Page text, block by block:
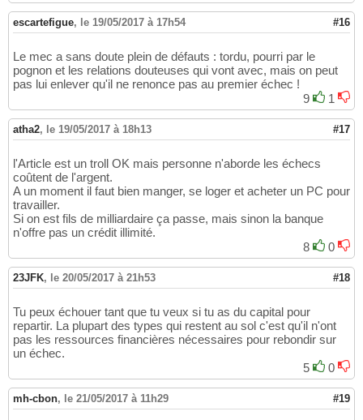
escartefigue, le 19/05/2017 à 17h54 #16
Le mec a sans doute plein de défauts : tordu, pourri par le
pognon et les relations douteuses qui vont avec, mais on peut
pas lui enlever qu'il ne renonce pas au premier échec !
9
1
atha2, le 19/05/2017 à 18h13 #17
l'Article est un troll OK mais personne n'aborde les échecs
coûtent de l'argent.
A un moment il faut bien manger, se loger et acheter un PC pour
travailler.
Si on est fils de milliardaire ça passe, mais sinon la banque
n'offre pas un crédit illimité.
8
0
23JFK, le 20/05/2017 à 21h53 #18
Tu peux échouer tant que tu veux si tu as du capital pour
repartir. La plupart des types qui restent au sol c'est qu'il n'ont
pas les ressources financières nécessaires pour rebondir sur
un échec.
5
0
mh-cbon, le 21/05/2017 à 11h29 #19